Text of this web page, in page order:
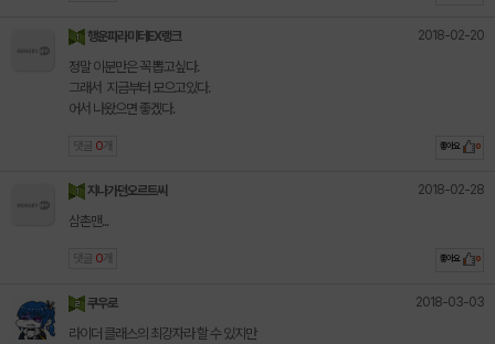
행운파라미터EX랭크 2018-02-20
정말 이분만은 꼭 뽑고싶다.
그래서 지금부터 모으고있다.
어서 나왔으면 좋겠다.
댓글 0 개 좋아요 0
지나가던오르트씨 2018-02-28
삼촌맨...
댓글 0 개 좋아요 0
쿠우로 2018-03-03
라이더 클래스의 최강자라 할 수 있지만